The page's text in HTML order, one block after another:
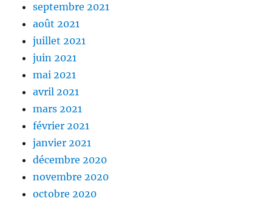
septembre 2021
août 2021
juillet 2021
juin 2021
mai 2021
avril 2021
mars 2021
février 2021
janvier 2021
décembre 2020
novembre 2020
octobre 2020